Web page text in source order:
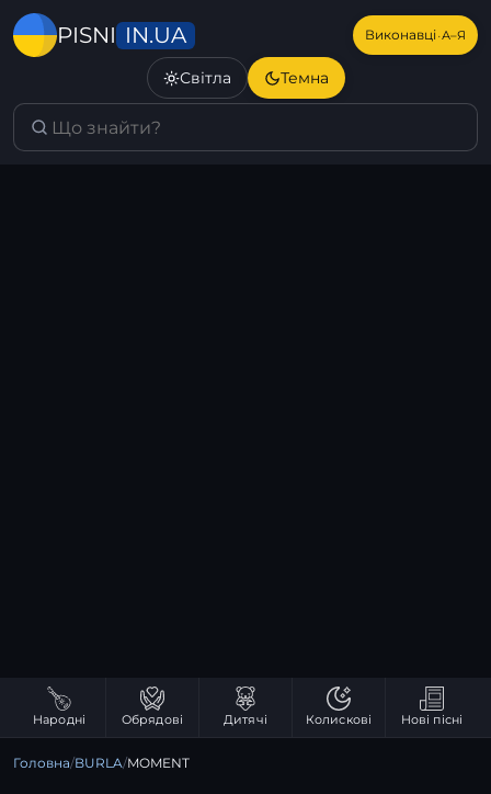
PISNI IN.UA Виконавці·А–Я
Світла Темна
Народні Обрядові Дитячі Колискові Нові пісні
Головна/BURLA/MOMENT